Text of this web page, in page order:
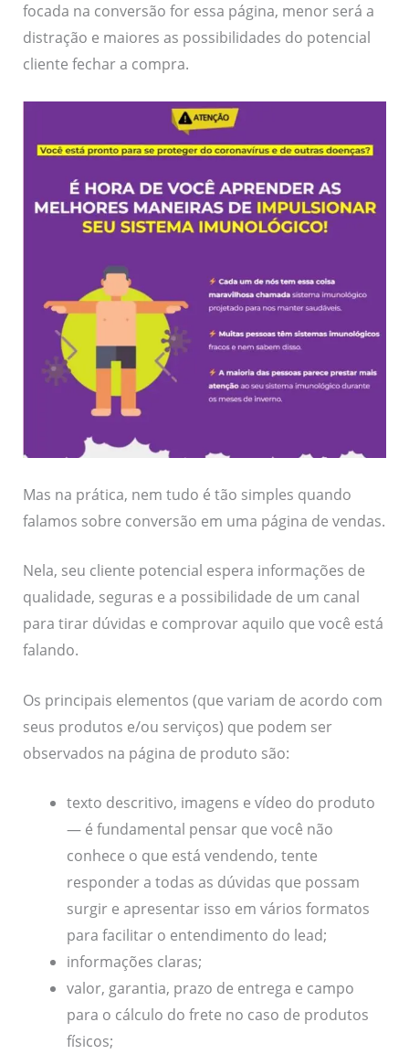
focada na conversão for essa página, menor será a
distração e maiores as possibilidades do potencial
cliente fechar a compra.
Mas na prática, nem tudo é tão simples quando
falamos sobre conversão em uma página de vendas.
Nela, seu cliente potencial espera informações de
qualidade, seguras e a possibilidade de um canal
para tirar dúvidas e comprovar aquilo que você está
falando.
Os principais elementos (que variam de acordo com
seus produtos e/ou serviços) que podem ser
observados na página de produto são:
texto descritivo, imagens e vídeo do produto
— é fundamental pensar que você não
conhece o que está vendendo, tente
responder a todas as dúvidas que possam
surgir e apresentar isso em vários formatos
para facilitar o entendimento do lead;
informações claras;
valor, garantia, prazo de entrega e campo
para o cálculo do frete no caso de produtos
físicos;